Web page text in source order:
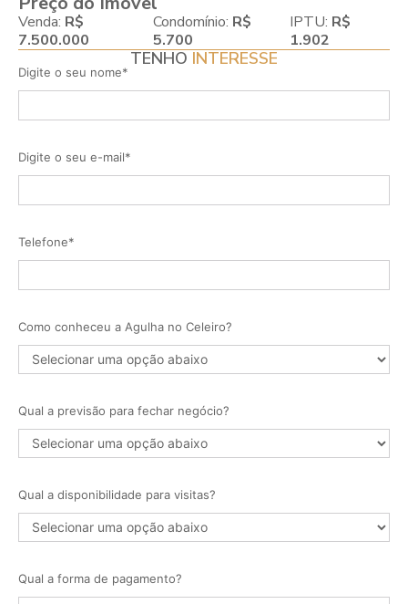
Venda: R$
7.500.000
Condomínio: R$
5.700
IPTU: R$
1.902
TENHO INTERESSE
Digite o seu nome*
Digite o seu e-mail*
Telefone*
Como conheceu a Agulha no Celeiro?
Qual a previsão para fechar negócio?
Qual a disponibilidade para visitas?
Qual a forma de pagamento?